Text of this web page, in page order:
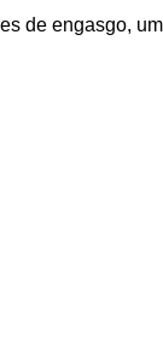
de engasgo,